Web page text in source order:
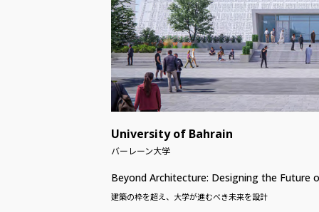
University of Bahrain
バーレーン大学
Beyond Architecture: Designing the Future
建築の枠を超え、大学が進むべき未来を設計